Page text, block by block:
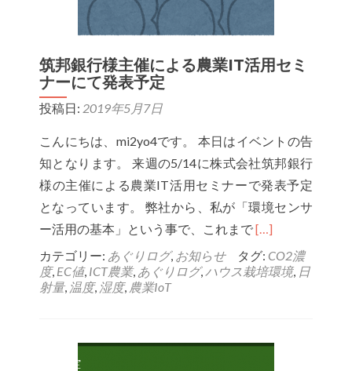
筑邦銀行様主催による農業IT活用セミ
ナーにて発表予定
投稿日: 2019年5月7日
こんにちは、mi2yo4です。 本日はイベントの告
知となります。 来週の5/14に株式会社筑邦銀行
様の主催による農業IT活用セミナーで発表予定
となっています。 弊社から、私が「環境センサ
ー活用の基本」という事で、これまでRead
more
about
[…]
カテゴリー: あぐりログ, お知らせ タグ: CO2濃
度, EC値, ICT農業, あぐりログ, ハウス栽培環境, 日
射量, 温度, 湿度, 農業IoT